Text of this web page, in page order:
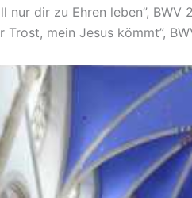
nur dir zu Ehren leben”, BWV
Trost, mein Jesus kömmt”,